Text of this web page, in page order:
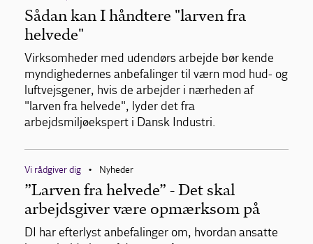
Sådan kan I håndtere "larven fra
helvede"
Virksomheder med udendørs arbejde bør kende
myndighedernes anbefalinger til værn mod hud- og
luftvejsgener, hvis de arbejder i nærheden af
"larven fra helvede", lyder det fra
arbejdsmiljøekspert i Dansk Industri.
Vi rådgiver dig • Nyheder
”Larven fra helvede” - Det skal
arbejdsgiver være opmærksom på
DI har efterlyst anbefalinger om, hvordan ansatte